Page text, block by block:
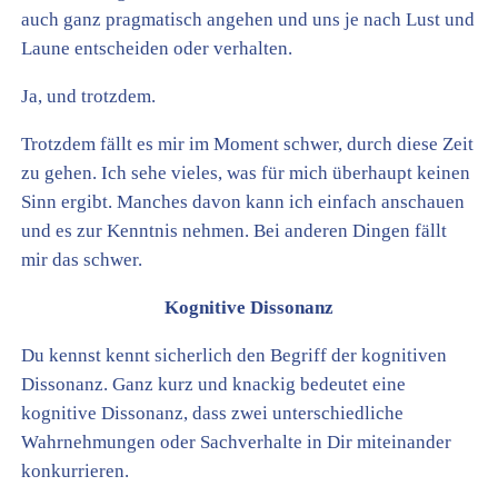
auch ganz pragmatisch angehen und uns je nach Lust und
Laune entscheiden oder verhalten.
Ja, und trotzdem.
Trotzdem fällt es mir im Moment schwer, durch diese Zeit
zu gehen. Ich sehe vieles, was für mich überhaupt keinen
Sinn ergibt. Manches davon kann ich einfach anschauen
und es zur Kenntnis nehmen. Bei anderen Dingen fällt
mir das schwer.
Kognitive Dissonanz
Du kennst kennt sicherlich den Begriff der kognitiven
Dissonanz. Ganz kurz und knackig bedeutet eine
kognitive Dissonanz, dass zwei unterschiedliche
Wahrnehmungen oder Sachverhalte in Dir miteinander
konkurrieren.